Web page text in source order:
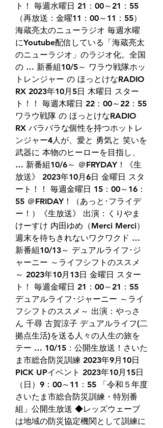
ト！ 毎週水曜日 21：00～21：55
（再放送：金曜11：00～11：55）
海蔵亮太のニューラジオ 毎週水曜
にYoutube配信している「海蔵亮太
のニューラジオ」のラジオ化。全国
の … 新番組10/5～ ワラウ戦隊ホッ
トレンジャー の ほっとけなRADIO
RX 2023年10月5日 木曜日 スター
ト！！ 毎週木曜日 22：00～22：55
ワラウ戦隊 の ほっとけなRADIO
RX バラバラな個性を持つホットレ
ンジャー4人が、愛と 勇気と 笑いを
武器に 本物のヒーローを目指し、
… 新番組10/6～ ＠FRYDAY！《生
放送》 2023年10月6日 金曜日 スタ
ート！！ 毎週金曜日 15：00～16：
55 ＠FRIDAY！（あっと･フライデ
ー！）《生放送》 出演：くりやま
けーすけ 内田ゆめ（Merci Merci）
週末を待ちきれないワクワクド …
新番組10/13～ デュアルライフ･ジ
ャーニー ～ライフシフトのススメ
～ 2023年10月13日 金曜日 スター
ト！ 毎週金曜日 21：00～21：55
デュアルライフ･ジャーニー ～ライ
フシフトのススメ～ 出演：やっさ
ん 千尋 古賀涼子 デュアルライフ(二
拠点生活)を送る人々の人生の旅を
テー … 10/15：公開生放送！さいた
ま市総合防災訓練 2023年9月10日
PICK UPイベント 2023年10月15日
（日）9：00～11：55 「令和５年度
さいたま市総合防災訓練・特別番
組」公開生放送 ◆レッズウェーブ
は地域の防災協定機関として訓練に